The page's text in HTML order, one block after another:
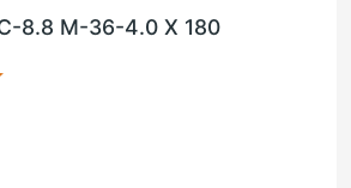
8.8 M-36-4.0 X 180